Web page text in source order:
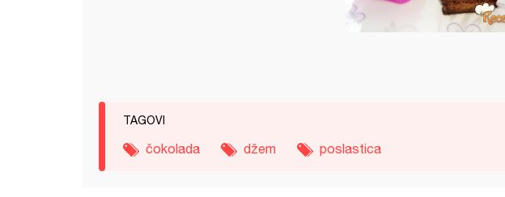
TAGOVI
čokolada džem poslastica